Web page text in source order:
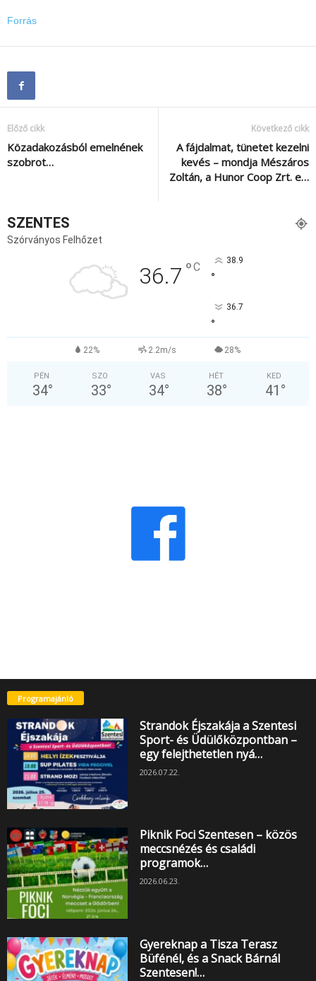
Forrás
Előző cikk
Közadakozásból emelnének
szobrot…
Következő cikk
A fájdalmat, tünetet kezelni
kevés – mondja Mészáros
Zoltán, a Hunor Coop Zrt. e…
SZENTES
Szórványos Felhőzet
36.7 °C 38.9
°
36.7
°
22% 2.2m/s 28%
PÉN
34°
SZO
33°
VAS
34°
HÉT
38°
KED
41 °
Programajánló
Strandok Éjszakája a Szentesi
Sport- és Üdülőközpontban –
egy felejthetetlen nyá…
2026.07.22.
Piknik Foci Szentesen – közös
meccsnézés és családi
programok…
2026.06.23.
Gyereknap a Tisza Terasz
Büfénél, és a Snack Bárnál
Szentesen!…